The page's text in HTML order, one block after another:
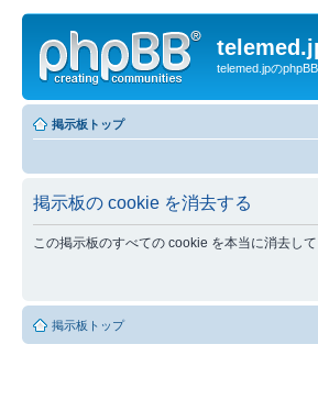
telemed.jpの
掲示板トップ
掲示板の cookie を消去する
この掲示板のすべての cookie を本当に消去し
掲示板トップ